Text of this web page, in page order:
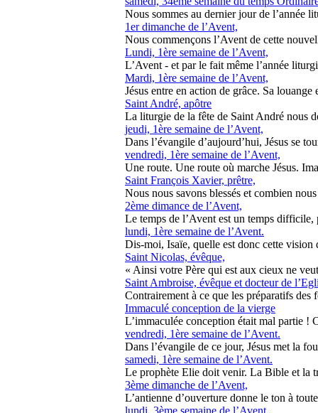
Nous sommes au dernier jour de l’année
1er dimanche de l’Avent,
Nous commençons l’Avent de cette
Lundi, 1ère semaine de l’Avent,
L’Avent - et par le fait même l’année
Mardi, 1ère semaine de l’Avent,
Jésus entre en action de grâce. Sa
Saint André, apôtre
La liturgie de la fête de Saint André nous
jeudi, 1ère semaine de l’Avent,
Dans l’évangile d’aujourd’hui, Jésus se
vendredi, 1ère semaine de l’Avent,
Une route. Une route où marche Jésus.
Saint François Xavier, prêtre,
Nous nous savons blessés et combien
2ème dimance de l’Avent,
Le temps de l’Avent est un temps difficile,
lundi, 1ère semaine de l’Avent.
Dis-moi, Isaïe, quelle est donc cette vision
Saint Nicolas, évêque,
« Ainsi votre Père qui est aux cieux ne
Saint Ambroise, évêque et docteur de
Contrairement à ce que les préparatifs des
Immaculé conception de la vierge
L’immaculée conception était mal partie !
vendredi, 1ère semaine de l’Avent.
Dans l’évangile de ce jour, Jésus met la
samedi, 1ère semaine de l’Avent.
Le prophète Elie doit venir. La Bible et la
3ème dimanche de l’Avent,
L’antienne d’ouverture donne le ton à
lundi, 3ème semaine de l’Avent.,